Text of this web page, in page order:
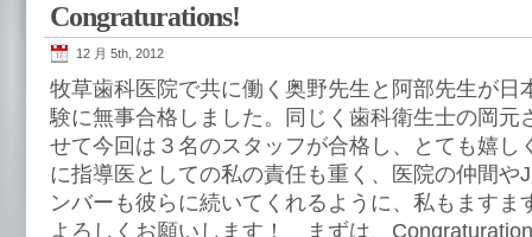
Congraturations!
12 月 5th, 2012
牧草歯科医院で共に働く奥野先生と阿部先生が日
験に無事合格しました。同じく歯科衛生士の岡元
せて今回は３名のスタッフが合格し、とても嬉し
に指導医としての私の責任も重く、医院の仲間や
ンバーも彼らに続いてくれるように、私もますま
よろしくお願いします！ まずは、